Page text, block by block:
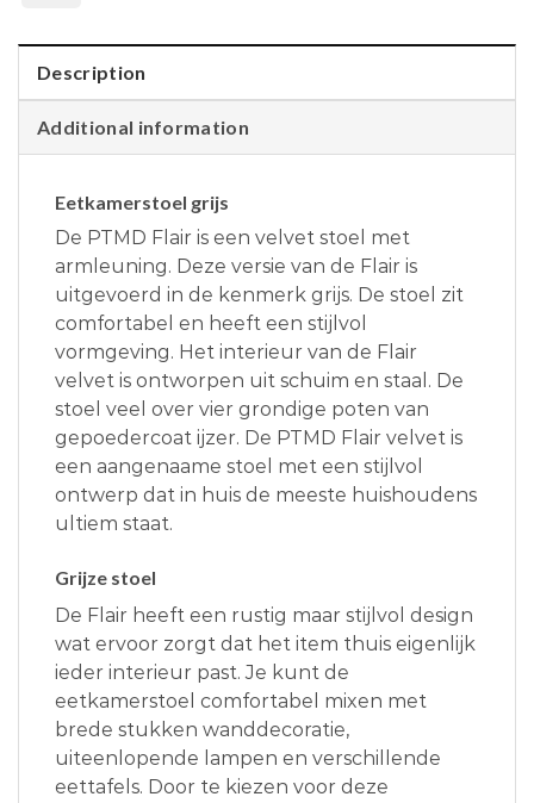
Description
Additional information
Eetkamerstoel grijs
De PTMD Flair is een velvet stoel met
armleuning. Deze versie van de Flair is
uitgevoerd in de kenmerk grijs. De stoel zit
comfortabel en heeft een stijlvol
vormgeving. Het interieur van de Flair
velvet is ontworpen uit schuim en staal. De
stoel veel over vier grondige poten van
gepoedercoat ijzer. De PTMD Flair velvet is
een aangenaame stoel met een stijlvol
ontwerp dat in huis de meeste huishoudens
ultiem staat.
Grijze stoel
De Flair heeft een rustig maar stijlvol design
wat ervoor zorgt dat het item thuis eigenlijk
ieder interieur past. Je kunt de
eetkamerstoel comfortabel mixen met
brede stukken wanddecoratie,
uiteenlopende lampen en verschillende
eettafels. Door te kiezen voor deze